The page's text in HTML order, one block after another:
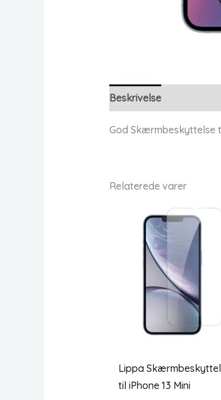
Beskrivelse
God Skærmbeskyttelse
Relaterede varer
Lippa
til iPhone 13 Mini